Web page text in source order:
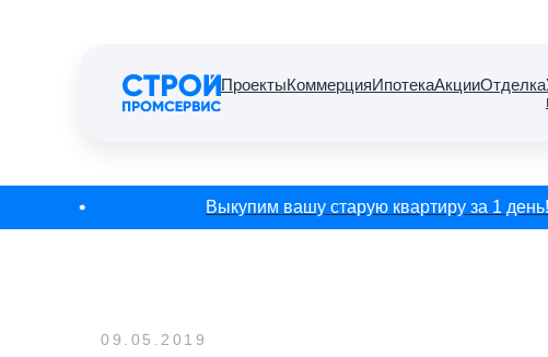
ПроектыКоммерцияИпотекаАкцииОтделка
Выкупим вашу старую квартиру за 1 день!
09.05.2019